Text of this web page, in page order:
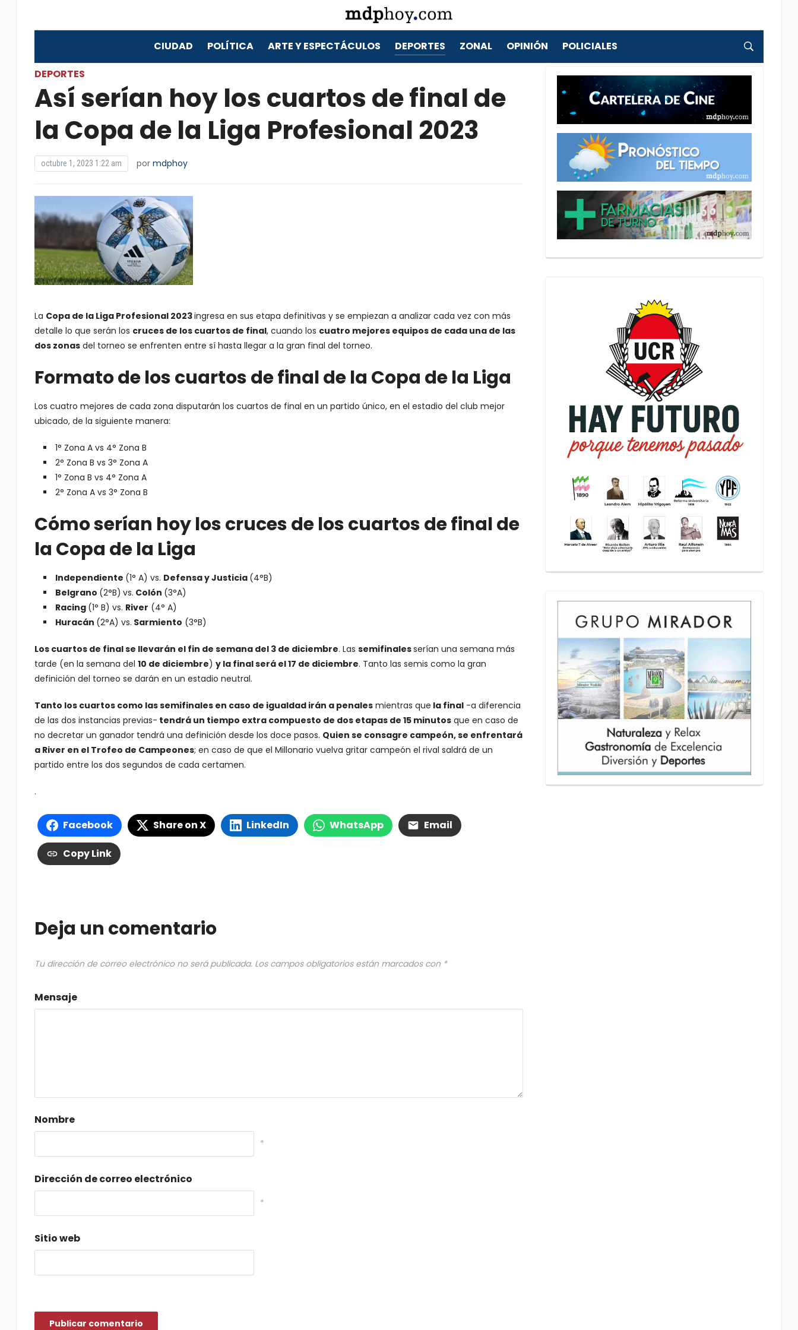
CIUDAD POLÍTICA ARTE Y ESPECTÁCULOS DEPORTES ZONAL OPINIÓN POLICIALES
DEPORTES
Así serían hoy los cuartos de final de
la Copa de la Liga Profesional 2023
octubre 1, 2023 1:22 am por mdphoy
La Copa de la Liga Profesional 2023ingresa en sus etapa definitivas y se empiezan a analizar cada vez con más
detalle lo que serán los cruces de los cuartos de final, cuando los cuatro mejores equipos de cada una de las
dos zonasdel torneo se enfrenten entre sí hasta llegar a la gran final del torneo.
Formato de los cuartos de final de la Copa de la Liga
Los cuatro mejores de cada zona disputarán los cuartos de final en un partido único, en el estadio del club mejor
ubicado, de la siguiente manera:
1° Zona A vs 4° Zona B
2° Zona B vs 3° Zona A
1° Zona B vs 4° Zona A
2° Zona A vs 3° Zona B
Cómo serían hoy los cruces de los cuartos de final de
la Copa de la Liga
Independiente (1° A) vs. Defensa y Justicia (4°B)
Belgrano (2°B) vs. Colón (3°A)
Racing (1° B) vs. River (4° A)
Huracán (2°A) vs. Sarmiento (3°B)
Los cuartos de final se llevarán el fin de semana del 3 de diciembre. Las semifinalesserían una semana más
tarde (en la semana del 10 de diciembre) y la final será el 17 de diciembre. Tanto las semis como la gran
definición del torneo se darán en un estadio neutral.
Tanto los cuartos como las semifinales en caso de igualdad irán a penalesmientras que la final-a diferencia
de las dos instancias previas- tendrá un tiempo extra compuesto de dos etapas de 15 minutosque en caso de
no decretar un ganador tendrá una definición desde los doce pasos. Quien se consagre campeón, se enfrentará
a River en el Trofeo de Campeones; en caso de que el Millonario vuelva gritar campeón el rival saldrá de un
partido entre los dos segundos de cada certamen.
.
Facebook Share on X LinkedIn WhatsApp Email
Copy Link
Deja un comentario
Tu dirección de correo electrónico no será publicada. Los campos obligatorios están marcados con *
Mensaje
Nombre
*
Dirección de correo electrónico
*
Sitio web